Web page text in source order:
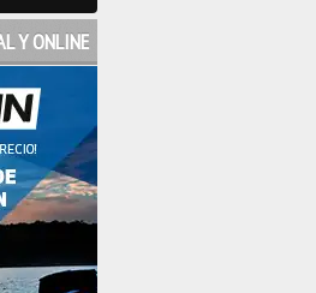
Y ONLINE